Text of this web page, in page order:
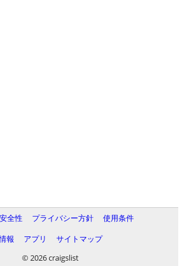
安全性 プライバシー方針
使用条件
報
アプリ
サイトマップ
© 2026 craigslist